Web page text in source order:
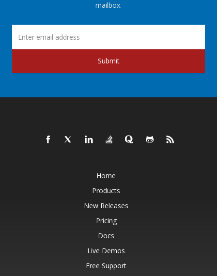
mailbox.
Submit
Home
Products
New Releases
Pricing
Docs
Live Demos
Free Support